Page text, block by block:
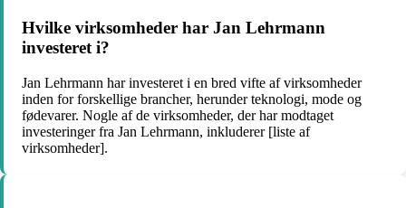
Hvilke virksomheder har Jan Lehrmann
investeret i?
Jan Lehrmann har investeret i en bred vifte af virksomheder
inden for forskellige brancher, herunder teknologi, mode og
fødevarer. Nogle af de virksomheder, der har modtaget
investeringer fra Jan Lehrmann, inkluderer [liste af
virksomheder].